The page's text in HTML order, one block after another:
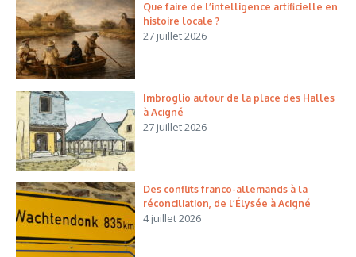
Que faire de l’intelligence artificielle en
histoire locale ?
27 juillet 2026
Imbroglio autour de la place des Halles
à Acigné
27 juillet 2026
Des conflits franco-allemands à la
réconciliation, de l’Élysée à Acigné
4 juillet 2026